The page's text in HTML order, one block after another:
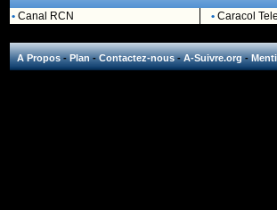
• Canal RCN • Caracol
A Propos-Plan-Contactez-nous-A-Suivre.org-